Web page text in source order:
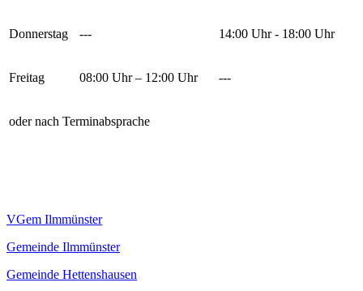
Donnerstag --- 14:00 Uhr - 18:00 Uhr
Freitag 08:00 Uhr – 12:00 Uhr ---
oder nach Terminabsprache
VGem Ilmmünster
Gemeinde Ilmmünster
Gemeinde Hettenshausen